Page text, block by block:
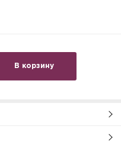
В корзину